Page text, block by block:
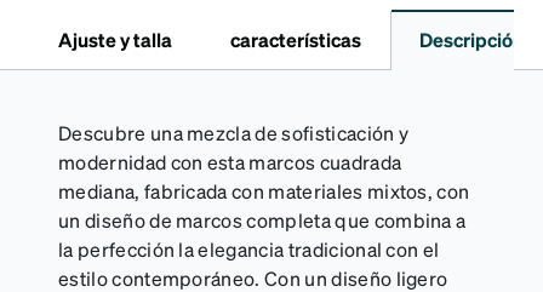
Ajuste y talla características Descripción
Descubre una mezcla de sofisticación y
modernidad con esta marcos cuadrada
mediana, fabricada con materiales mixtos, con
un diseño de marcos completa que combina a
la perfección la elegancia tradicional con el
estilo contemporáneo. Con un diseño ligero